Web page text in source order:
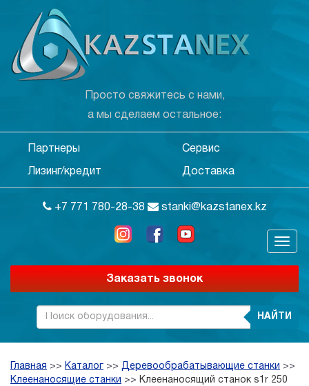
Просто свяжитесь с нами,
а мы сделаем остальное:
Партнеры Сервис
Лизинг/кредит Доставка
+7 771 780-28-38 stanki@kazstanex.kz
Заказать звонок
НАЙТИ
Главная >> Каталог >> Деревообрабатывающие станки >>
Клеенаносящие станки >> Клеенаносящий станок s1r 250